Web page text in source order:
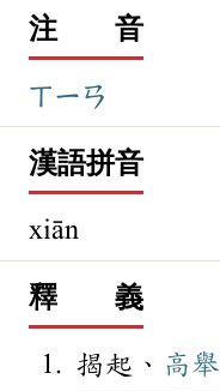
注 音
ㄒㄧㄢ
漢語拼音
xiān
釋 義
揭起、 高舉